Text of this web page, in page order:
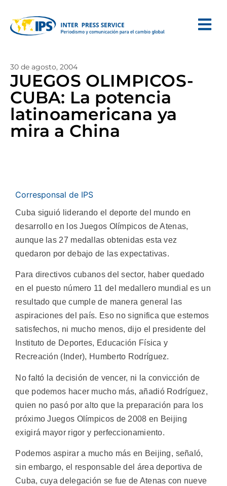
30 de agosto, 2004
JUEGOS OLIMPICOS-
CUBA: La potencia
latinoamericana ya
mira a China
Corresponsal de IPS
Cuba siguió liderando el deporte del mundo en
desarrollo en los Juegos Olímpicos de Atenas,
aunque las 27 medallas obtenidas esta vez
quedaron por debajo de las expectativas.
Para directivos cubanos del sector, haber quedado
en el puesto número 11 del medallero mundial es un
resultado que cumple de manera general las
aspiraciones del país. Eso no significa que estemos
satisfechos, ni mucho menos, dijo el presidente del
Instituto de Deportes, Educación Física y
Recreación (Inder), Humberto Rodríguez.
No faltó la decisión de vencer, ni la convicción de
que podemos hacer mucho más, añadió Rodríguez,
quien no pasó por alto que la preparación para los
próximo Juegos Olímpicos de 2008 en Beijing
exigirá mayor rigor y perfeccionamiento.
Podemos aspirar a mucho más en Beijing, señaló,
sin embargo, el responsable del área deportiva de
Cuba, cuya delegación se fue de Atenas con nueve